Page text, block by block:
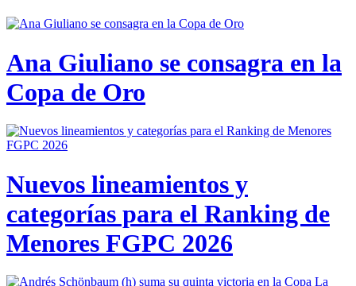
Ana Giuliano se consagra en la
Copa de Oro
Nuevos lineamientos y
categorías para el Ranking de
Menores FGPC 2026